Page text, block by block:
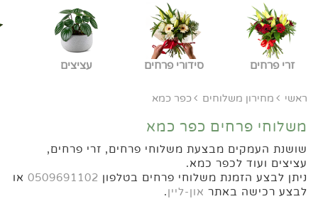
זרי פרחים סידורי פרחים עציצים
ראשי מחירון משלוחים כפר כמא
משלוחי פרחים כפר כמא
שושנת העמקים מבצעת משלוחי פרחים, זרי פרחים,
עציצים ועוד לכפר כמא.
ניתן לבצע הזמנת משלוחי פרחים בטלפון 0509691102 או
לבצע רכישה באתר און-ליין.